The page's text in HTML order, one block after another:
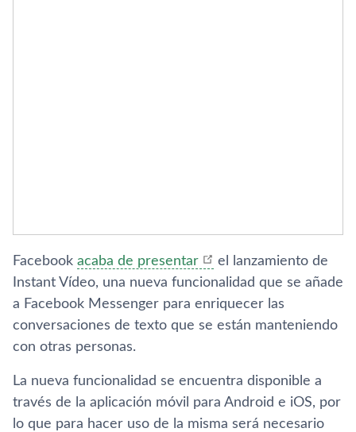
Facebook acaba de presentar
el lanzamiento de
Instant Ví­deo, una nueva funcionalidad que se añade
a Facebook Messenger para enriquecer las
conversaciones de texto que se están manteniendo
con otras personas.
La nueva funcionalidad se encuentra disponible a
través de la aplicación móvil para Android e iOS, por
lo que para hacer uso de la misma será necesario